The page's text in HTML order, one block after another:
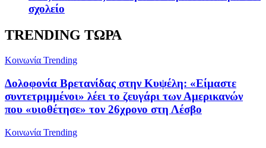
σχολείο
TRENDING ΤΩΡΑ
Κοινωνία Trending
Δολοφονία Βρετανίδας στην Κυψέλη: «Είμαστε
συντετριμμένοι» λέει το ζευγάρι των Αμερικανών
που «υιοθέτησε» τον 26χρονο στη Λέσβο
Κοινωνία Trending